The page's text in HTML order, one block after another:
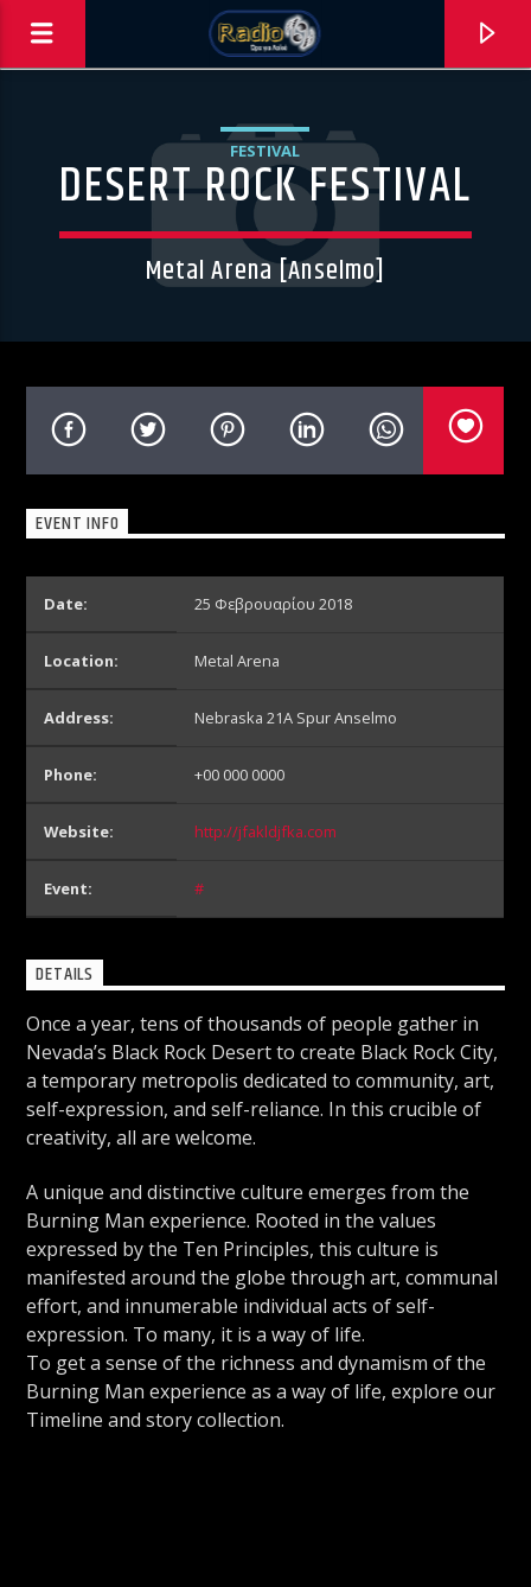
0:00
ΑΣΤΟ ΝΑ ΠΑΙΖΕΙ !!!
FESTIVAL
DESERT ROCK FESTIVAL
Metal Arena [Anselmo]
EVENT INFO
Date: 25 Φεβρουαρίου 2018
Location: Metal Arena
Address: Nebraska 21A Spur Anselmo
Phone: +00 000 0000
Website: http://jfakldjfka.com
Event: #
DETAILS
Once a year, tens of thousands of people gather in
Nevada’s Black Rock Desert to create Black Rock City,
a temporary metropolis dedicated to community, art,
self-expression, and self-reliance. In this crucible of
creativity, all are welcome.
A unique and distinctive culture emerges from the
Burning Man experience. Rooted in the values
expressed by the Ten Principles, this culture is
manifested around the globe through art, communal
effort, and innumerable individual acts of self-
expression. To many, it is a way of life.
To get a sense of the richness and dynamism of the
Burning Man experience as a way of life, explore our
Timeline and story collection.